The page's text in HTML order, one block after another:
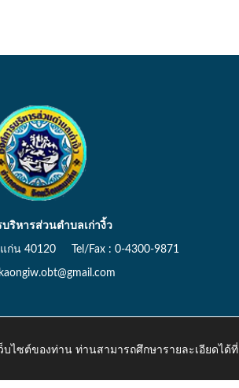
บริหารส่วนตำบลเก่างิ้ว
ก่น 40120 Tel/Fax : 0-4300-9871
ไซต์ของท่าน ท่านสามารถศึกษารายละเอียดได้ที่